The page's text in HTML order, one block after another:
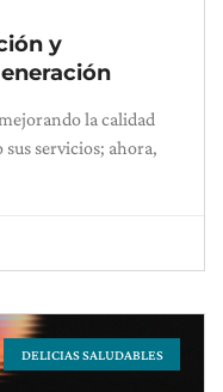
y
la calidad
servicios; ahora,
DELICIAS SALUDABLES